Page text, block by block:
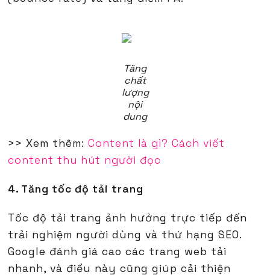
Tăng
chất
lượng
nội
dung
>> Xem thêm:Content là gì? Cách viết
content thu hút người đọc
4. Tăng tốc độ tải trang
Tốc độ tải trang ảnh hưởng trực tiếp đến
trải nghiệm người dùng và thứ hạng SEO.
Google đánh giá cao các trang web tải
nhanh, và điều này cũng giúp cải thiện